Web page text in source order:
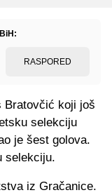
RASPORED
Bratovčić koji još
selekciju
je šest golova.
selekciju.
iz Gračanice.